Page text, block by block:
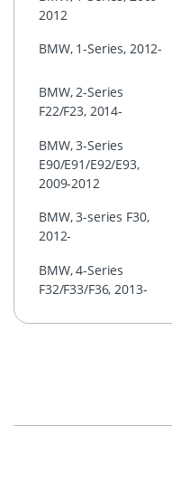
2012
BMW, 1-Series, 2012-
BMW, 2-Series
F22/F23, 2014-
BMW, 3-Series
E90/E91/E92/E93,
2009-2012
BMW, 3-series F30,
2012-
BMW, 4-Series
F32/F33/F36, 2013-